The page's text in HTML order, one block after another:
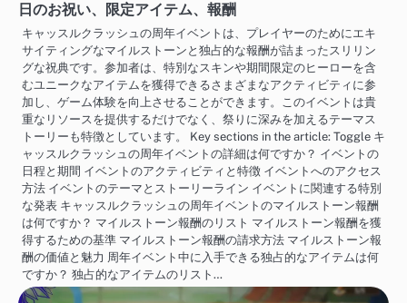
日のお祝い、限定アイテム、報酬
キャッスルクラッシュの周年イベントは、プレイヤーのためにエキ
サイティングなマイルストーンと独占的な報酬が詰まったスリリン
グな祝典です。参加者は、特別なスキンや期間限定のヒーローを含
むユニークなアイテムを獲得できるさまざまなアクティビティに参
加し、ゲーム体験を向上させることができます。このイベントは貴
重なリソースを提供するだけでなく、祭りに深みを加えるテーマス
トーリーも特徴としています。 Key sections in the article: Toggle キ
ャッスルクラッシュの周年イベントの詳細は何ですか？ イベントの
日程と期間 イベントのアクティビティと特徴 イベントへのアクセス
方法 イベントのテーマとストーリーライン イベントに関連する特別
な発表 キャッスルクラッシュの周年イベントのマイルストーン報酬
は何ですか？ マイルストーン報酬のリスト マイルストーン報酬を獲
得するための基準 マイルストーン報酬の請求方法 マイルストーン報
酬の価値と魅力 周年イベント中に入手できる独占的なアイテムは何
ですか？ 独占的なアイテムのリスト…